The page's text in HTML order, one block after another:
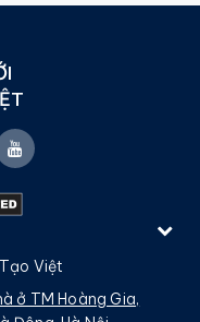
Việt
ở TM Hoàng Gia,